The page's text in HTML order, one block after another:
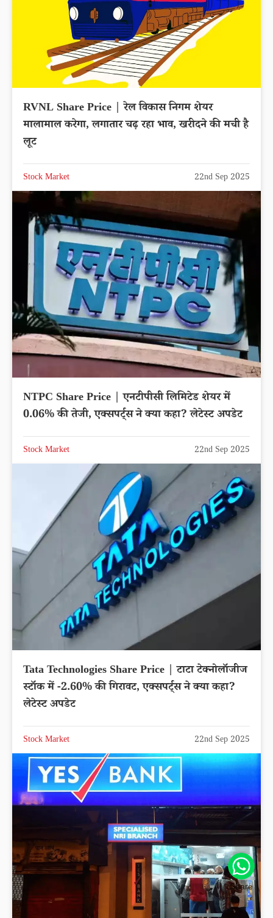
RVNL Share Price | रेल विकास निगम शेयर
मालामाल करेगा, लगातार चढ़ रहा भाव, खरीदने की मची है
लूट
Stock Market 22nd Sep 2025
NTPC Share Price | एनटीपीसी लिमिटेड शेयर में
0.06% की तेजी, एक्सपर्ट्स ने क्या कहा? लेटेस्ट अपडेट
Stock Market 22nd Sep 2025
Tata Technologies Share Price | टाटा टेक्नोलॉजीज
स्टॉक में -2.60% की गिरावट, एक्सपर्ट्स ने क्या कहा?
लेटेस्ट अपडेट
Stock Market 22nd Sep 2025
Share